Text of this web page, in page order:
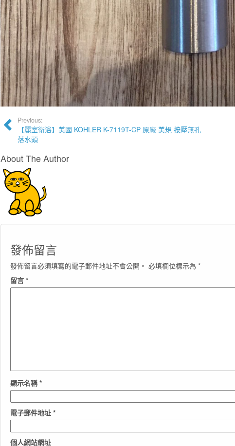
Previous:
【麗室衛浴】美國 KOHLER K-7119T-CP 原廠 美規 按壓無孔
落水頭
About The Author
發佈留言
發佈留言必須填寫的電子郵件地址不會公開。 必填欄位標示為 *
留言 *
顯示名稱*
電子郵件地址 *
個人網站網址